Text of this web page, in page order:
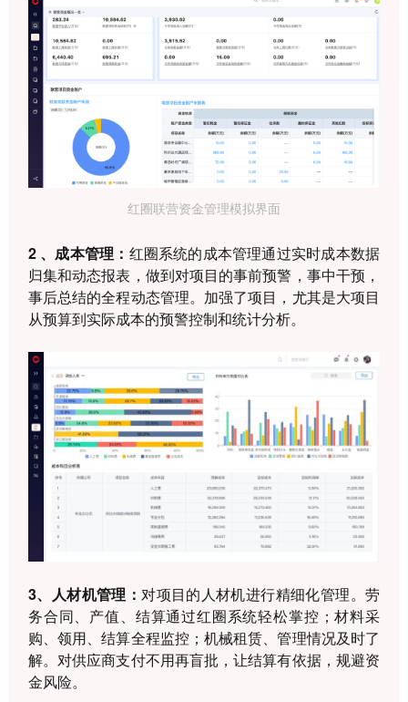
红圈联营资金管理模拟界面
2 、成本管理： 红圈系统的成本管理通过实时成本数据
归集和动态报表，做到对项目的事前预警，事中干预，
事后总结的全程动态管理。加强了项目，尤其是大项目
从预算到实际成本的预警控制和统计分析。
3、人材机管理：对项目的人材机进行精细化管理。劳
务合同、产值、结算通过红圈系统轻松掌控；材料采
购、领用、结算全程监控；机械租赁、管理情况及时了
解。对供应商支付不用再盲批，让结算有依据，规避资
金风险。